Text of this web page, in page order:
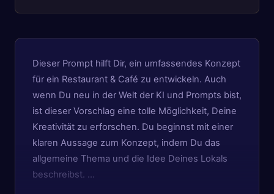
Dieser Prompt hilft Dir, ein umfassendes Konzept
für ein Restaurant & Café zu entwickeln. Auch
wenn Du neu in der Welt der KI und Prompts bist,
ist dieser Vorschlag eine tolle Möglichkeit, Deine
Kreativität zu erforschen. Du beginnst mit einer
klaren Aussage zum Konzept, indem Du das
allgemeine Thema und die Idee Deines Lokals
beschreibst. …